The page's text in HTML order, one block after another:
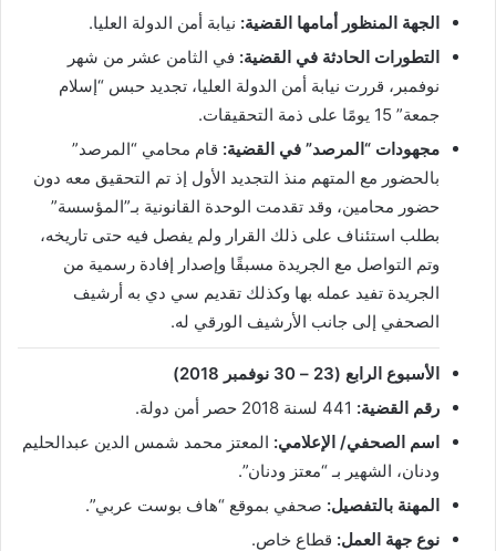
الجهة المنظور أمامها القضية: نيابة أمن الدولة العليا.
التطورات الحادثة في القضية: في الثامن عشر من شهر
نوفمبر، قررت نيابة أمن الدولة العليا، تجديد حبس “إسلام
جمعة” 15 يومًا على ذمة التحقيقات.
مجهودات “المرصد” في القضية: قام محامي “المرصد”
بالحضور مع المتهم منذ التجديد الأول إذ تم التحقيق معه دون
حضور محامين، وقد تقدمت الوحدة القانونية بـ”المؤسسة”
بطلب استئناف على ذلك القرار ولم يفصل فيه حتى تاريخه،
وتم التواصل مع الجريدة مسبقًا وإصدار إفادة رسمية من
الجريدة تفيد عمله بها وكذلك تقديم سي دي به أرشيف
الصحفي إلى جانب الأرشيف الورقي له.
الأسبوع الرابع (23 – 30 نوفمبر 2018)
رقم القضية:
اسم الصحفي/ الإعلامي: المعتز محمد شمس الدين عبدالحليم
ودنان، الشهير بـ “معتز ودنان”.
المهنة بالتفصيل: صحفي بموقع “هاف بوست عربي”.
نوع جهة العمل: قطاع خاص.